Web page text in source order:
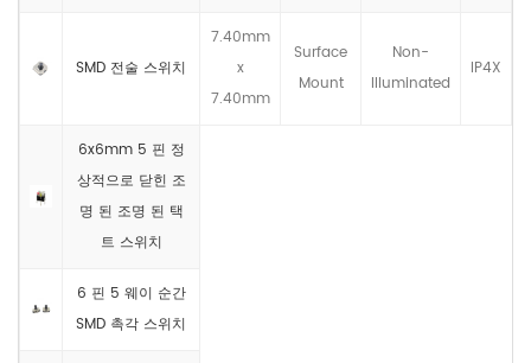
SMD 전술 스위치
7.40mm
x
7.40mm
Surface
Mount
Non-
llluminated
IP4X
6x6mm 5 핀 정
상적으로 닫힌 조
명 된 조명 된 택
트 스위치
6 핀 5 웨이 순간
SMD 촉각 스위치